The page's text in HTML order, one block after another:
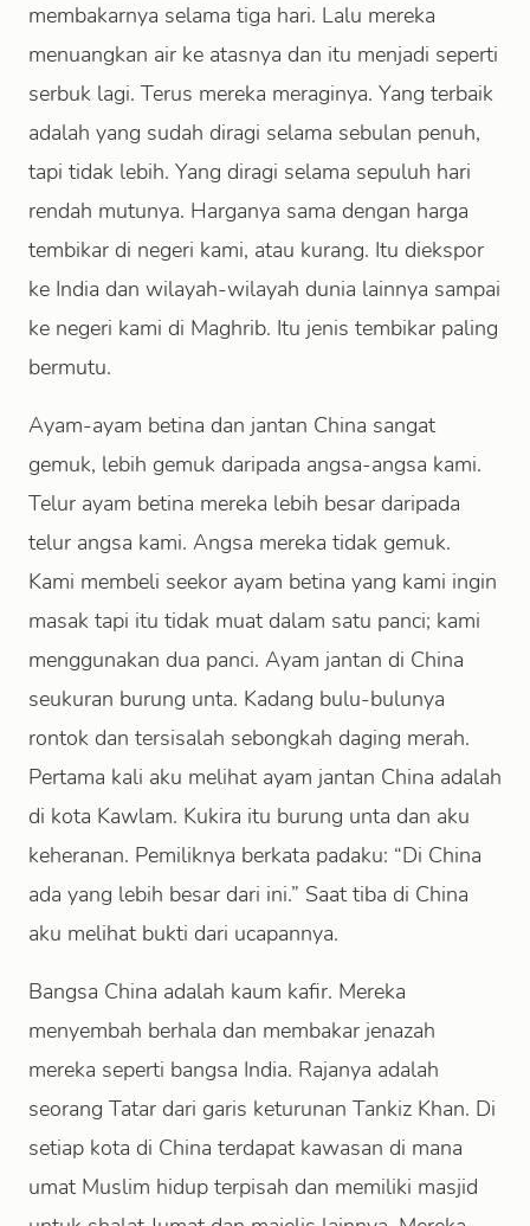
membakarnya selama tiga hari. Lalu mereka
menuangkan air ke atasnya dan itu menjadi seperti
serbuk lagi. Terus mereka meraginya. Yang terbaik
adalah yang sudah diragi selama sebulan penuh,
tapi tidak lebih. Yang diragi selama sepuluh hari
rendah mutunya. Harganya sama dengan harga
tembikar di negeri kami, atau kurang. Itu diekspor
ke India dan wilayah-wilayah dunia lainnya sampai
ke negeri kami di Maghrib. Itu jenis tembikar paling
bermutu.
Ayam-ayam betina dan jantan China sangat
gemuk, lebih gemuk daripada angsa-angsa kami.
Telur ayam betina mereka lebih besar daripada
telur angsa kami. Angsa mereka tidak gemuk.
Kami membeli seekor ayam betina yang kami ingin
masak tapi itu tidak muat dalam satu panci; kami
menggunakan dua panci. Ayam jantan di China
seukuran burung unta. Kadang bulu-bulunya
rontok dan tersisalah sebongkah daging merah.
Pertama kali aku melihat ayam jantan China adalah
di kota Kawlam. Kukira itu burung unta dan aku
keheranan. Pemiliknya berkata padaku: “Di China
ada yang lebih besar dari ini.” Saat tiba di China
aku melihat bukti dari ucapannya.
Bangsa China adalah kaum kafir. Mereka
menyembah berhala dan membakar jenazah
mereka seperti bangsa India. Rajanya adalah
seorang Tatar dari garis keturunan Tankiz Khan. Di
setiap kota di China terdapat kawasan di mana
umat Muslim hidup terpisah dan memiliki masjid